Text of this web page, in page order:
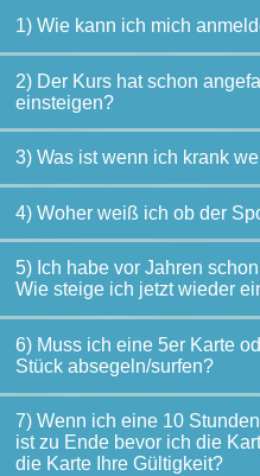
1) Wie kann ich mich
2) Der Kurs hat schon
einsteigen?
3) Was ist wenn ich krank
4) Woher weiß ich ob der
5) Ich habe vor Jahren
Wie steige ich jetzt wieder
6) Muss ich eine 5er Karte
Stück absegeln/surfen?
7) Wenn ich eine 10
ist zu Ende bevor ich die
die Karte Ihre Gültigkeit?